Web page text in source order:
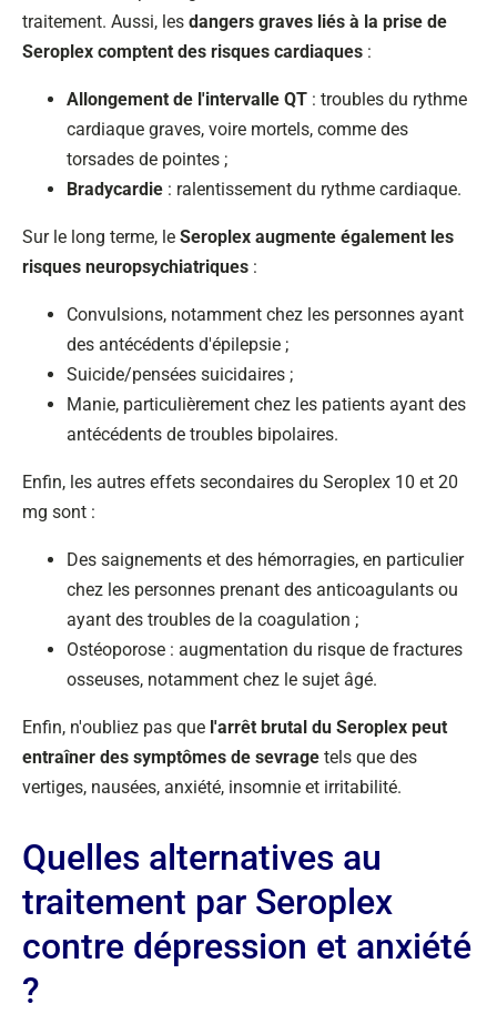
traitement. Aussi, les dangers graves liés à la prise de
Seroplex comptent des risques cardiaques :
Allongement de l'intervalle QT : troubles du rythme
cardiaque graves, voire mortels, comme des
torsades de pointes ;
Bradycardie : ralentissement du rythme cardiaque.
Sur le long terme, le Seroplex augmente également les
risques neuropsychiatriques :
Convulsions, notamment chez les personnes ayant
des antécédents d'épilepsie ;
Suicide/pensées suicidaires ;
Manie, particulièrement chez les patients ayant des
antécédents de troubles bipolaires.
Enfin, les autres effets secondaires du Seroplex 10 et 20
mg sont :
Des saignements et des hémorragies, en particulier
chez les personnes prenant des anticoagulants ou
ayant des troubles de la coagulation ;
Ostéoporose : augmentation du risque de fractures
osseuses, notamment chez le sujet âgé.
Enfin, n'oubliez pas que l'arrêt brutal du Seroplex peut
entraîner des symptômes de sevrage tels que des
vertiges, nausées, anxiété, insomnie et irritabilité.
Quelles alternatives au
traitement par Seroplex
contre dépression et anxiété
?